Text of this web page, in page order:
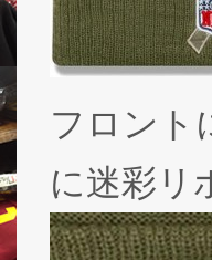
フロント
に迷彩リ